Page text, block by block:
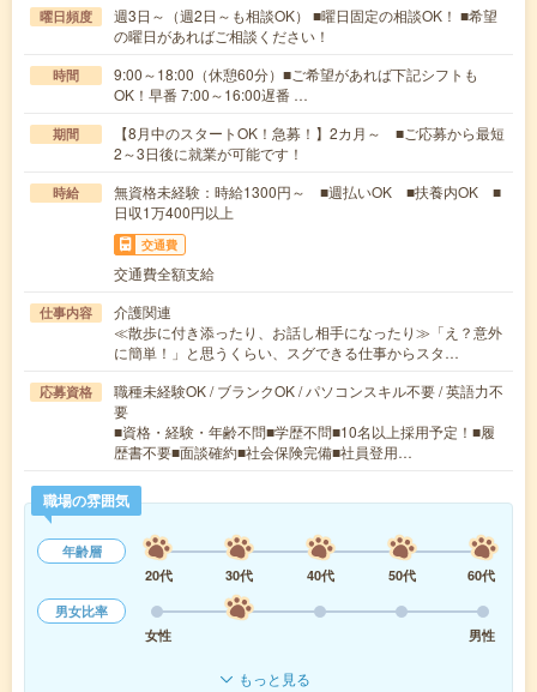
曜日頻度
週3日～（週2日～も相談OK） ■曜日固定の相談OK！ ■希望
の曜日があればご相談ください！
時間
9:00～18:00（休憩60分）■ご希望があれば下記シフトも
OK！早番 7:00～16:00遅番 …
期間
【8月中のスタートOK！急募！】2カ月～ ■ご応募から最短
2～3日後に就業が可能です！
時給
無資格未経験：時給1300円～ ■週払いOK ■扶養内OK ■
日収1万400円以上
交通費
交通費全額支給
仕事内容
介護関連
≪散歩に付き添ったり、お話し相手になったり≫「え？意外
に簡単！」と思うくらい、スグできる仕事からスタ…
応募資格
職種未経験OK / ブランクOK / パソコンスキル不要 / 英語力不
要
■資格・経験・年齢不問■学歴不問■10名以上採用予定！■履
歴書不要■面談確約■社会保険完備■社員登用…
職場の雰囲気
年齢層
20代
30代 40代 50代
60代
男女比率
女性
男性
もっと見る